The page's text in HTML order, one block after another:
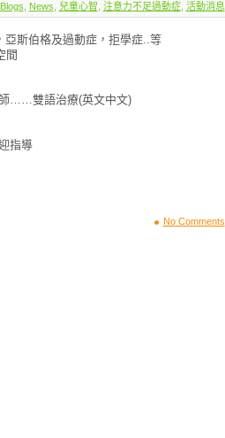
Blogs News 兒童心智 注意力不足過動症, 活動消息
斯伯格及過動症，拒學症..等
間
……雙語治療(英文中文)
指導
No Comments